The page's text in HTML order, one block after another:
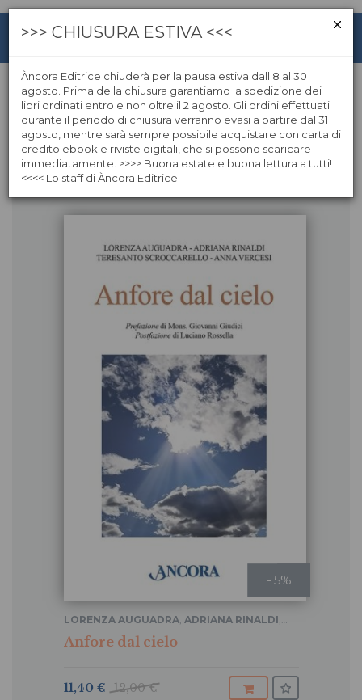
Lorenza Auguadra
Libri dell'autore
- 5%
Anfore dal cielo
LORENZA AUGUADRA, ADRIANA RINALDI,
TERESANTO SCROCCARELLO
12,00 €
11,40 €
>>> CHIUSURA ESTIVA <<<
Àncora Editrice chiuderà per la pausa estiva dall'8 al 30
agosto. Prima della chiusura garantiamo la spedizione dei
libri ordinati entro e non oltre il 2 agosto. Gli ordini effettuati
durante il periodo di chiusura verranno evasi a partire dal 31
agosto, mentre sarà sempre possibile acquistare con carta di
credito ebook e riviste digitali, che si possono scaricare
immediatamente. >>>> Buona estate e buona lettura a tutti!
<<<< Lo staff di Àncora Editrice